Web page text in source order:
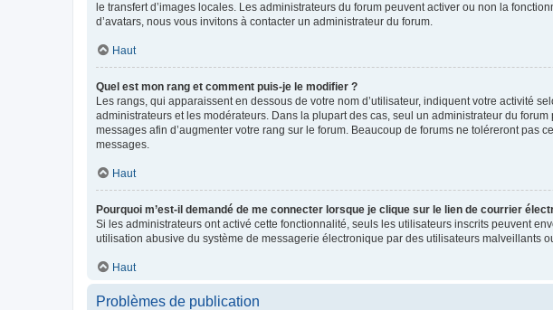
le transfert d’images locales. Les administrateurs du forum peuvent activer ou non la
d’avatars, nous vous invitons à contacter un administrateur du forum.
Haut
Quel est mon rang et comment puis-je le modifier ?
Les rangs, qui apparaissent en dessous de votre nom d’utilisateur, indiquent votre activité
administrateurs et les modérateurs. Dans la plupart des cas, seul un administrateur du
messages afin d’augmenter votre rang sur le forum. Beaucoup de forums ne toléreront
messages.
Haut
Pourquoi m’est-il demandé de me connecter lorsque je clique sur le lien de courrier
Si les administrateurs ont activé cette fonctionnalité, seuls les utilisateurs inscrits peuvent
utilisation abusive du système de messagerie électronique par des utilisateurs malveillants
Haut
Problèmes de publication